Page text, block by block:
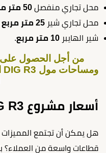
محل تجاري منفصل 50 متر مربع
محل تجاري شير 25 متر مربع
شير الهايبر 10 متر مربع .
من أجل الحصول على
أسعار مشروع DIG R3 نيو كابيتال 2026
هل يمكن أن تجتمع